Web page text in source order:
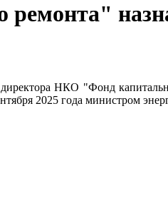
НКО "Фонд
2025 года министром